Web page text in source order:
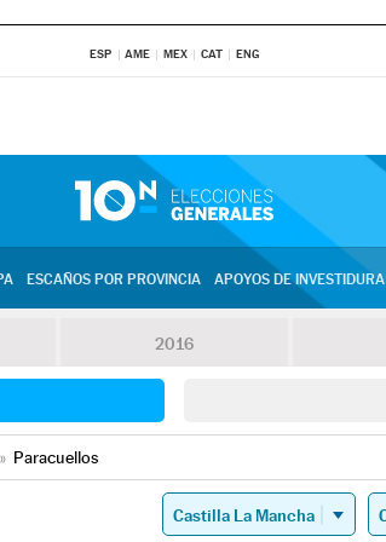
ESP AME MEX CAT ENG
ESCAÑOS POR PROVINCIA APOYOS DE INVESTIDURA
2016
» Paracuellos